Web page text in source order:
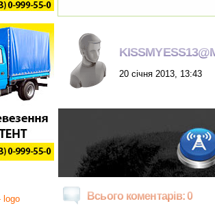
20 січня 2013, 13:43
Всього коментарів: 0